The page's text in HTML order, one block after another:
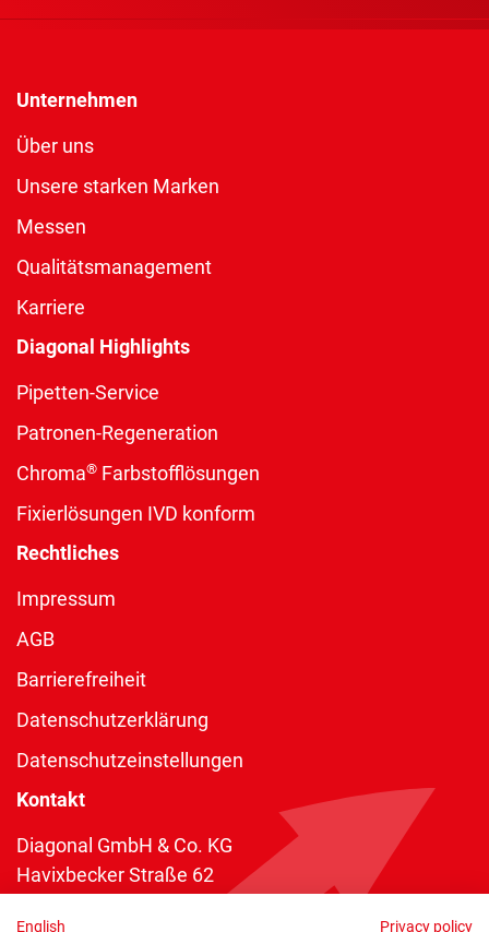
Unternehmen
Über uns
Unsere starken Marken
Messen
Qualitätsmanagement
Karriere
Diagonal Highlights
Pipetten-Service
Patronen-Regeneration
Chroma® Farbstofflösungen
Fixierlösungen IVD konform
Rechtliches
Impressum
AGB
Barrierefreiheit
Datenschutzerklärung
Datenschutzeinstellungen
Kontakt
Diagonal GmbH & Co. KG
Havixbecker Straße 62
English Privacy policy